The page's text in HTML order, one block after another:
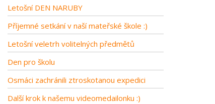
Letošní DEN NARUBY
Příjemné setkání v naší mateřské škole :)
Letošní veletrh volitelných předmětů
Den pro školu
Osmáci zachránili ztroskotanou expedici
Další krok k našemu videomedailonku :)